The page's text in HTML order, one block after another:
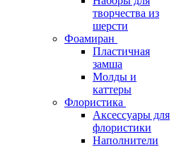
творчества из
шерсти
Фоамиран
Пластичная
замша
Молды и
каттеры
Флористика
Аксессуары для
флористики
Наполнители